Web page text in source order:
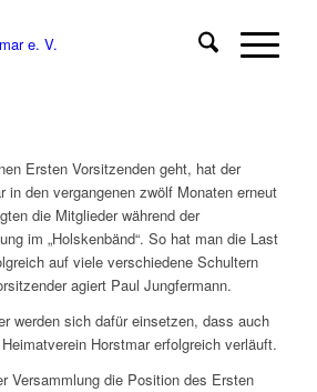
Ersten Vorsitzenden geht, hat der
in den vergangenen zwölf Monaten erneut
die Mitglieder während der
im „Holskenbänd“. So hat man die Last
auf viele verschiedene Schultern
agiert Paul Jungfermann.
werden sich dafür einsetzen, dass auch
Horstmar erfolgreich verläuft.
Versammlung die Position des Ersten